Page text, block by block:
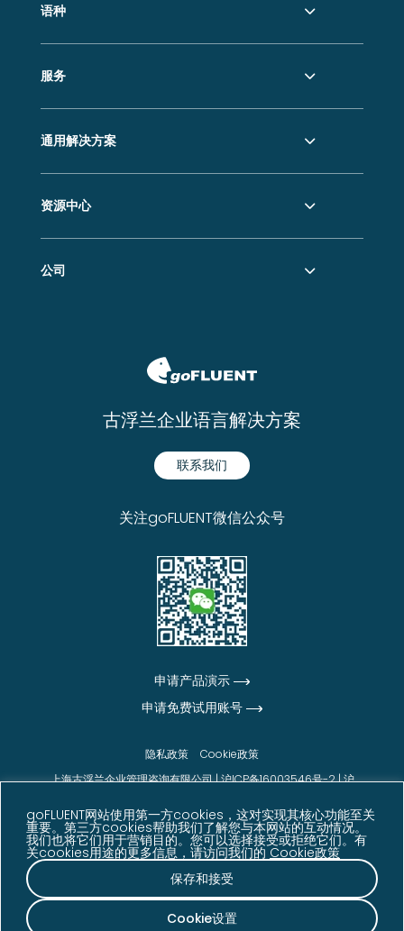
goFLUENT网站使用第一方cookies，这对实现其核心功能至关
重要。第三方cookies帮助我们了解您与本网站的互动情况。
我们也将它们用于营销目的。您可以选择接受或拒绝它们。有
关cookies用途的更多信息，请访问我们的Cookie政策
Cookie设置
保存和接受
语种
服务
通用解决方案
资源中心
公司
古浮兰企业语言解决方案
联系我们
关注goFLUENT微信公众号
申请产品演示
申请免费试用账号
隐私政策
Cookie政策
上海古浮兰企业管理咨询有限公司 |沪ICP备16003546号-2|沪
© goFLUENT 2026版权所有
声明：本网站展示的信息、数据及客户反馈内容来源于
goFLUENT 内部数据、客户反馈、调研结果及其他相关
资料，仅供参考。相关数据可能因业务发展、统计周期